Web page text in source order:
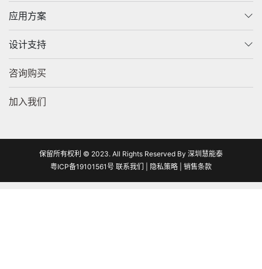
应用方案
设计支持
咨询购买
加入我们
保留所有权利 © 2023. All Rights Reserved By 深圳慧能泰
粤ICP备19101561号 联系我们 隐私策略 销售条款